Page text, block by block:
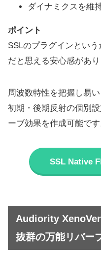
ダイナミクスを維
ポイント
SSLのプラグインとい
だと思える安心感があ
周波数特性を把握し易
初期・後期反射の個別
ーブ効果を作成可能です
SSL Native
Audiority
抜群の万能リバー